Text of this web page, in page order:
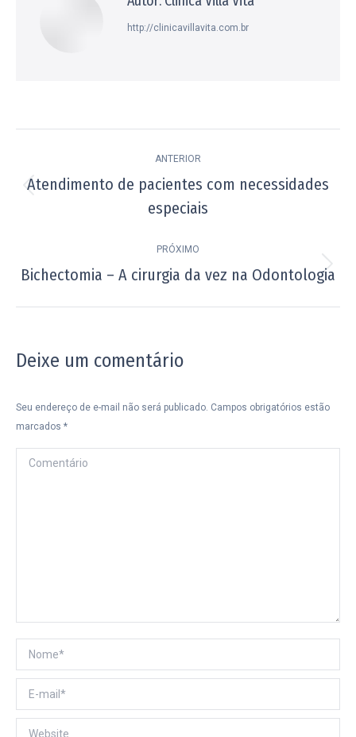
http://clinicavillavita.com.br
de
ANTERIOR
Post
anterior:
Atendimento de pacientes com necessidades
especiais
PRÓXIMO
Próximo
Bichectomia – A cirurgia da vez na Odontologia
Deixe um comentário
Seu endereço de e-mail não será publicado. Campos obrigatórios estão
marcados *
Comentário
Nome *
E-mail *
Website